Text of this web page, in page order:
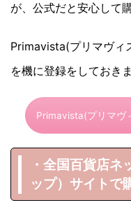
が、公式だと安心して
Primavista(プリマヴィ
を機に登録をしておき
Primavista(プリマヴ
・全国百貨店ネ
ップ）サイトで